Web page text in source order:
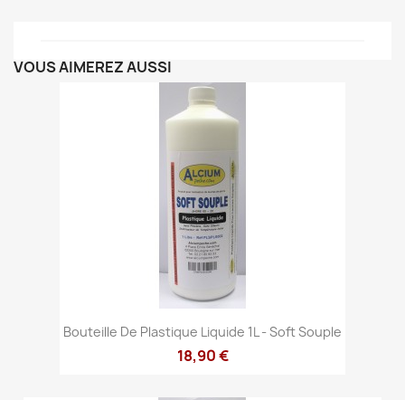
VOUS AIMEREZ AUSSI
Bouteille De Plastique Liquide 1L - Soft Souple
18,90 €